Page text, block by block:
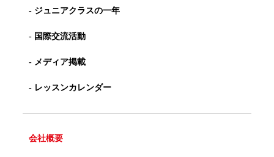
- ジュニアクラスの一年
- 国際交流活動
- メディア掲載
- レッスンカレンダー
会社概要